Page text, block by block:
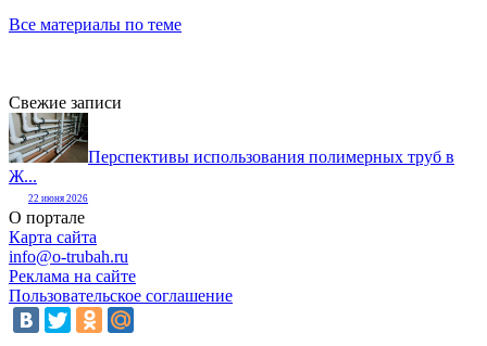
Все материалы по теме
Свежие записи
Перспективы использования полимерных труб в
Ж...
22 июня 2026
О портале
Карта сайта
info@o-trubah.ru
Реклама на сайте
Пользовательское соглашение